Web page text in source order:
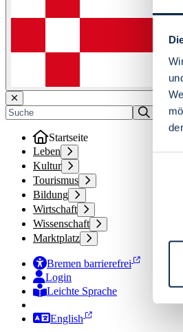
Startseite
Leben
Kultur
Tourismus
Bildung
Wirtschaft
Wissenschaft
Marktplatz
Bremen barrierefrei
Login
Leichte Sprache
Zur Deutschen Gebärdensprache
English